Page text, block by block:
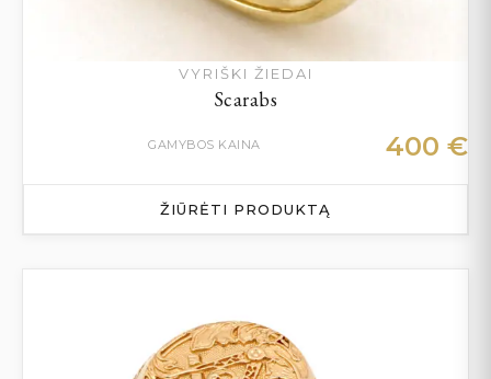
VYRIŠKI ŽIEDAI
Scarabs
GAMYBOS KAINA 400 €
ŽIŪRĖTI PRODUKTĄ